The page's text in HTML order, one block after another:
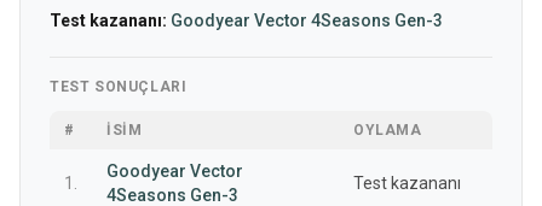
Test kazananı: Goodyear Vector 4Seasons Gen-3
TEST SONUÇLARI
# İSIM OYLAMA
1.
Goodyear Vector
4Seasons Gen-3
Test kazananı